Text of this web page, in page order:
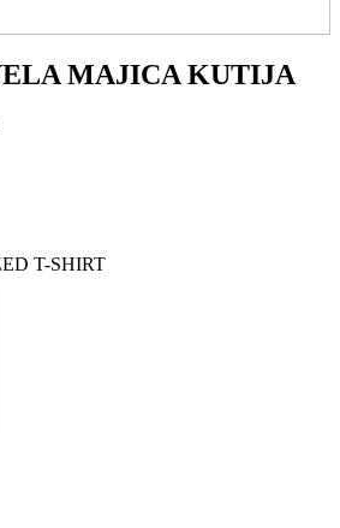
MAJICA KUTIJA
T-SHIRT